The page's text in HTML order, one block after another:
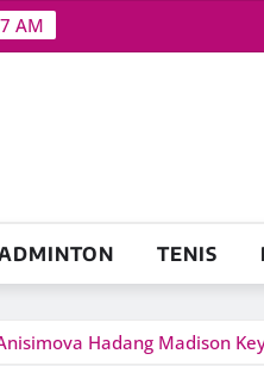
AM
TENIS
Hadang Madison